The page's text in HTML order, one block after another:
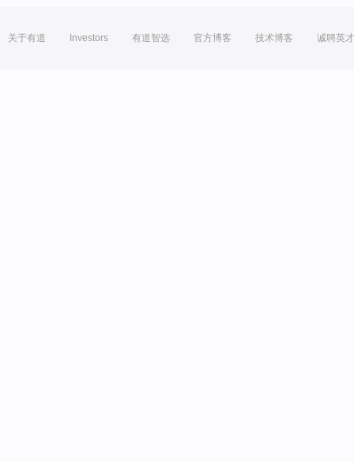
关于有道 Investors 有道智选 官方博客 技术博客 诚聘英才